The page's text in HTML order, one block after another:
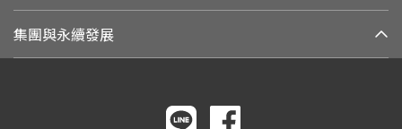
集團與永續發展